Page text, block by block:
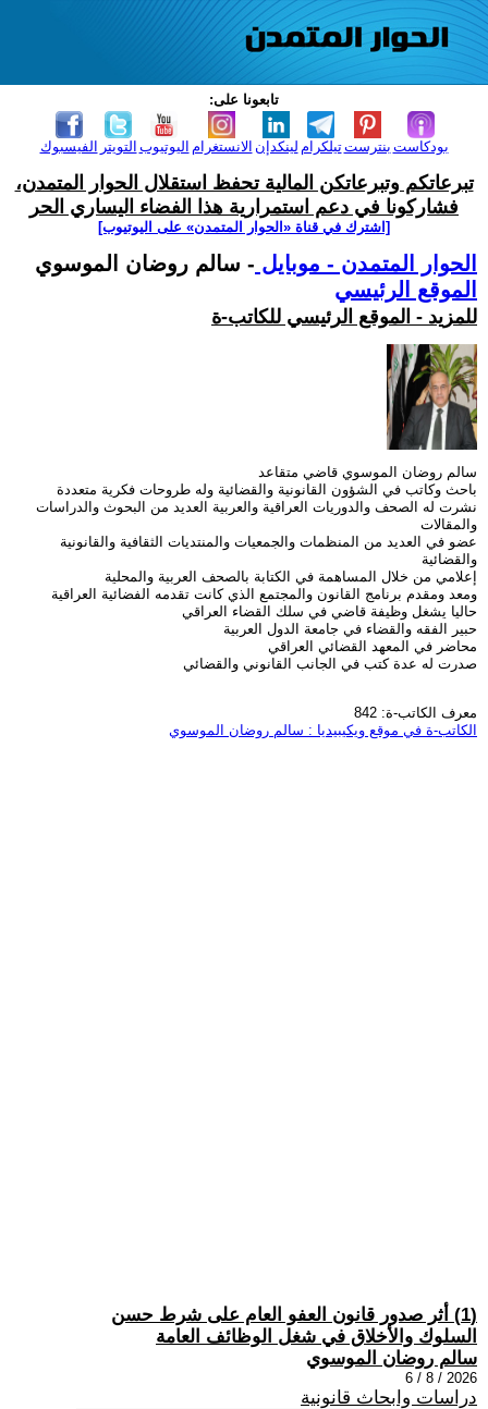
تابعونا على:
الفيسبوك التويتر اليوتيوب الانستغرام لينكدإن تيلكرامبنترست بودكاست
تبرعاتكم وتبرعاتكن المالية تحفظ استقلال الحوار المتمدن،
فشاركونا في دعم استمرارية هذا الفضاء اليساري الحر
[اشترك في قناة ‫«الحوار المتمدن» على اليوتيوب]
الحوار المتمدن - موبايل - سالم روضان الموسوي
الموقع الرئيسي
للمزيد - الموقع الرئيسي للكاتب-ة
سالم روضان الموسوي قاضي متقاعد
باحث وكاتب في الشؤون القانونية والقضائية وله طروحات فكرية متعددة
نشرت له الصحف والدوريات العراقية والعربية العديد من البحوث والدراسات
والمقالات
عضو في العديد من المنظمات والجمعيات والمنتديات الثقافية والقانونية
والقضائية
إعلامي من خلال المساهمة في الكتابة بالصحف العربية والمحلية
ومعد ومقدم برنامج القانون والمجتمع الذي كانت تقدمه الفضائية العراقية
حاليا يشغل وظيفة قاضي في سلك القضاء العراقي
حبير الفقه والقضاء في جامعة الدول العربية
محاضر في المعهد القضائي العراقي
صدرت له عدة كتب في الجانب القانوني والقضائي
معرف الكاتب-ة: 842
الكاتب-ة في موقع ويكيبيديا : سالم روضان الموسوي
(1) أثر صدور قانون العفو العام على شرط حسن
السلوك والأخلاق في شغل الوظائف العامة
سالم روضان الموسوي
2026 / 8 / 6
دراسات وابحاث قانونية